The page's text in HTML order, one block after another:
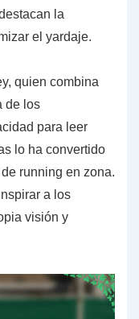
la
el yardaje.
quien combina
de los
para leer
lo ha convertido
running en zona.
a los
visión y